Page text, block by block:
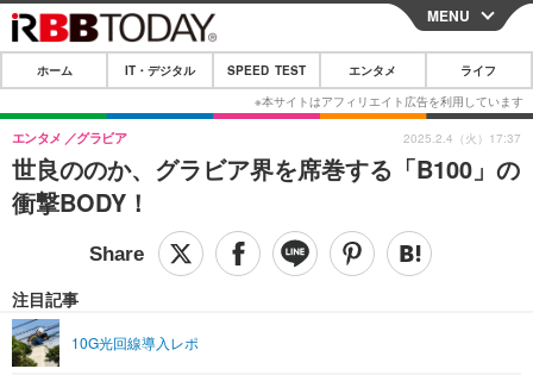
CLOSE
ホーム
IT・デジタル
IT・デジタルTOP スマートフォン
ショッピング その他
SPEED TEST
エンタメTOP 映画・ドラマ
ライフTOP
リリース一覧
MENU
ホーム IT・デジタル SPEED TEST エンタメ ライフ
世良ののか、グラビア界を席巻する「B100」の
衝撃BODY！
エンタメ グラビア
注目記事
10G光回線導入レポ
2025.2.4（火）17:37